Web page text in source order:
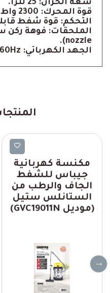
سعة الخزان: 25 لترًا.
قوة المحرك: 2300 واط.
التحكم: قوة شفط
nozzle).
الجهد الكهربائي: AC:220-240V 50/60Hz.
مكنسة كهربائية
جيباس للشفط
الجاف والرطب من
الستانلس ستيل
(موديل GVC19011N)